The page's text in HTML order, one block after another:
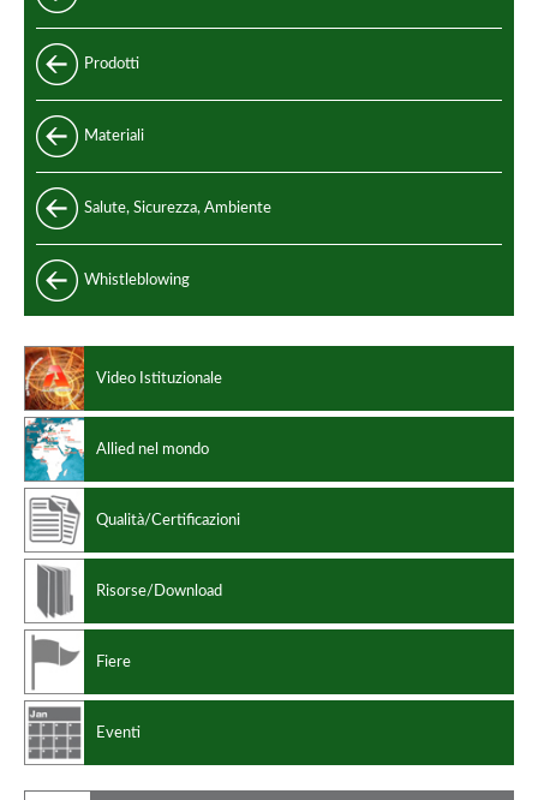
Prodotti
Standard
Speciali
Standard di produzione
Materiali
Acciaio e leghe di acciaio
Acciaio inox
Leghe non ferrose
Salute, Sicurezza, Ambiente
Whistleblowing
Video Istituzionale
Allied nel mondo
Qualità/Certificazioni
Risorse/Download
Fiere
Eventi